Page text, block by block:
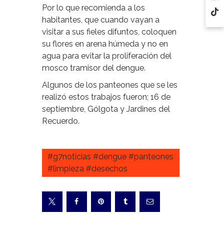
Por lo que recomienda a los
habitantes, que cuando vayan a
visitar a sus fieles difuntos, coloquen
su flores en arena húmeda y no en
agua para evitar la proliferación del
mosco tramisor del dengue.
Algunos de los panteones que se les
realizó estos trabajos fueron; 16 de
septiembre, Gólgota y Jardines del
Recuerdo.
#g7noticias #dengue #panteones
#limpieza #desechos